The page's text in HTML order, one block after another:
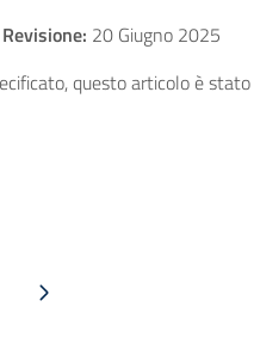
Revisione: 20 Giugno 2025
questo articolo è
Pagina successiva